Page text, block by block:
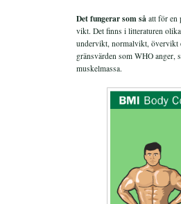
Det fungerar som så att för en
vikt. Det finns i litteraturen
undervikt, normalvikt, övervikt
gränsvärden som WHO anger,
muskelmassa.